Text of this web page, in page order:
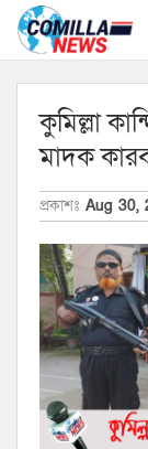
কুমিল্লা
মাদক
প্রকাশঃ Aug 30,